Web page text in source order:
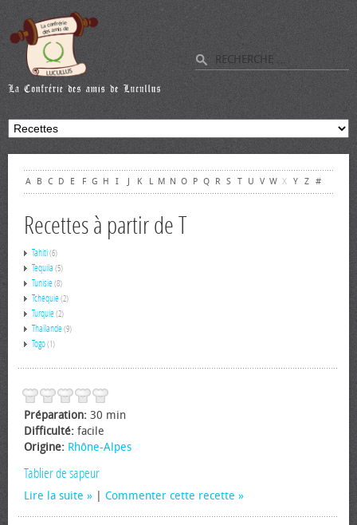
A B C D E F G H I J K L M N O P Q R S T U V W X Y Z #
Recettes à partir de T
Tahiti(6)
Tequila (5)
Tunisie(8)
Tchéquie(2)
Turquie(2)
Thaïlande(9)
Togo(1)
Préparation: 30 min
Difficulté: facile
Origine: Rhône-Alpes
Tablier de sapeur
Lire la suite Commenter cette recette